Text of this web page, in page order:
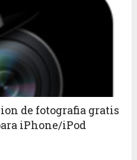
de fotografia gratis
iPhone/iPod